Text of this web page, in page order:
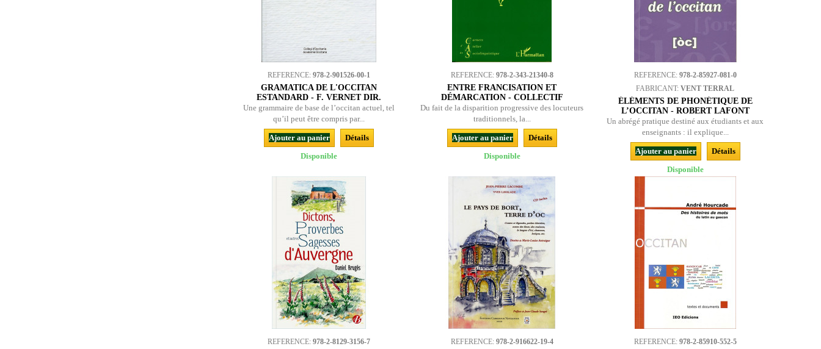
REFERENCE: 978-2-901526-00-1
GRAMATICA DE L'OCCITAN
ESTANDARD - F. VERNET DIR.
Une grammaire de base de l’occitan actuel, tel
qu’il peut être compris par...
Ajouter au panier
Détails
Disponible
REFERENCE: 978-2-343-21340-8
ENTRE FRANCISATION ET
DÉMARCATION - COLLECTIF
Du fait de la disparition progressive des locuteurs
traditionnels, la...
Ajouter au panier
Détails
Disponible
REFERENCE: 978-2-85927-081-0
FABRICANT:VENT TERRAL
ÉLÉMENTS DE PHONÉTIQUE DE
L’OCCITAN - ROBERT LAFONT
Un abrégé pratique destiné aux étudiants et aux
enseignants : il explique...
Ajouter au panier
Détails
Disponible
REFERENCE: 978-2-8129-3156-7 REFERENCE: 978-2-916622-19-4 REFERENCE: 978-2-85910-552-5